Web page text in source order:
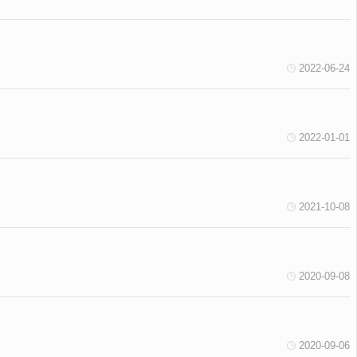
2022-06-24
2022-01-01
2021-10-08
2020-09-08
2020-09-06